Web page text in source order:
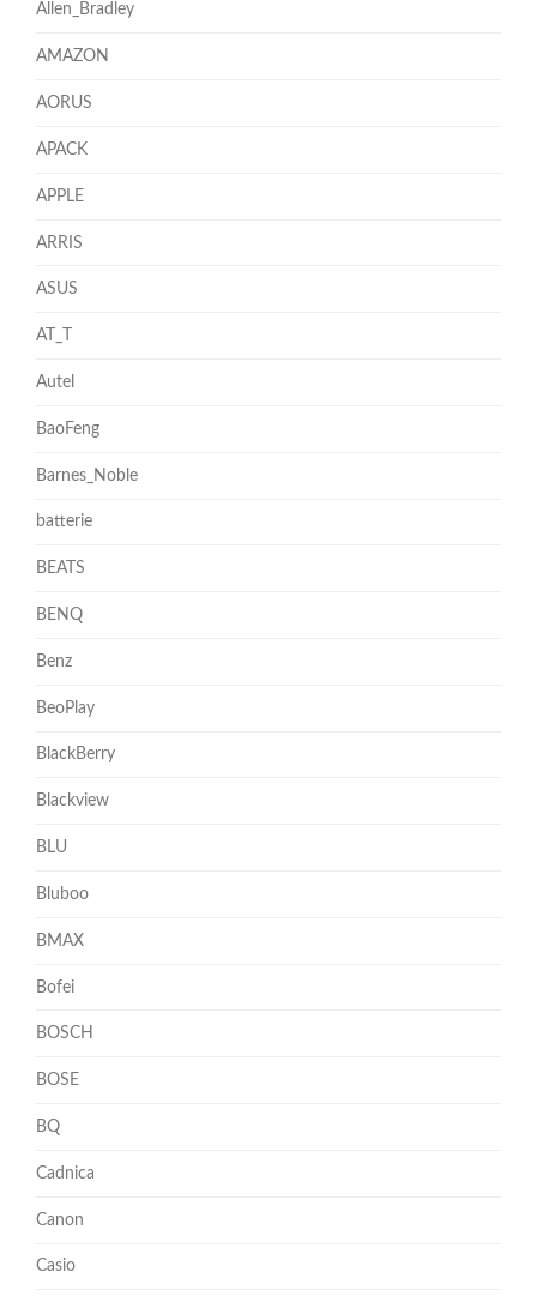
Allen_Bradley
AMAZON
AORUS
APACK
APPLE
ARRIS
ASUS
AT_T
Autel
BaoFeng
Barnes_Noble
batterie
BEATS
BENQ
Benz
BeoPlay
BlackBerry
Blackview
BLU
Bluboo
BMAX
Bofei
BOSCH
BOSE
BQ
Cadnica
Canon
Casio